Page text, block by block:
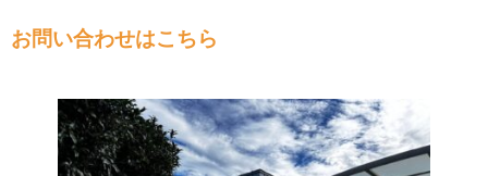
お問い合わせはこちら